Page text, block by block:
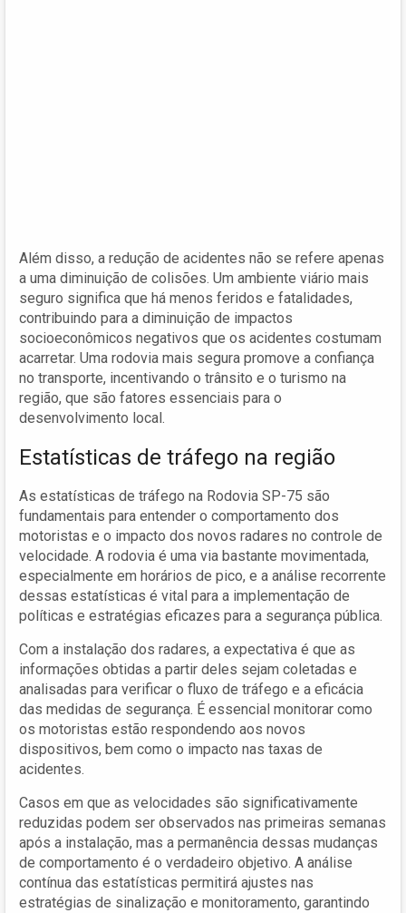
Além disso, a redução de acidentes não se refere apenas
a uma diminuição de colisões. Um ambiente viário mais
seguro significa que há menos feridos e fatalidades,
contribuindo para a diminuição de impactos
socioeconômicos negativos que os acidentes costumam
acarretar. Uma rodovia mais segura promove a confiança
no transporte, incentivando o trânsito e o turismo na
região, que são fatores essenciais para o
desenvolvimento local.
Estatísticas de tráfego na região
As estatísticas de tráfego na Rodovia SP-75 são
fundamentais para entender o comportamento dos
motoristas e o impacto dos novos radares no controle de
velocidade. A rodovia é uma via bastante movimentada,
especialmente em horários de pico, e a análise recorrente
dessas estatísticas é vital para a implementação de
políticas e estratégias eficazes para a segurança pública.
Com a instalação dos radares, a expectativa é que as
informações obtidas a partir deles sejam coletadas e
analisadas para verificar o fluxo de tráfego e a eficácia
das medidas de segurança. É essencial monitorar como
os motoristas estão respondendo aos novos
dispositivos, bem como o impacto nas taxas de
acidentes.
Casos em que as velocidades são significativamente
reduzidas podem ser observados nas primeiras semanas
após a instalação, mas a permanência dessas mudanças
de comportamento é o verdadeiro objetivo. A análise
contínua das estatísticas permitirá ajustes nas
estratégias de sinalização e monitoramento, garantindo